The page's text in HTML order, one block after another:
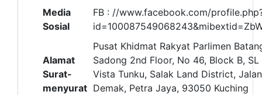
Media
Sosial
FB : //www.facebook.com/
Alamat
Surat-
menyurat
Pusat Khidmat Rakyat Parlimen
Sadong 2nd Floor, No 46, Block B, SL
Vista Tunku, Salak Land District, Jalan
Demak, Petra Jaya, 93050 Kuching